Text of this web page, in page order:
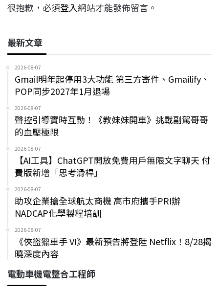
很抱歉，必須登入網站才能發佈留言。
最新文章
2026-08-07
Gmail明年起停用3大功能 第三方寄件、Gmailify、
POP同步2027年1月退場
2026-08-07
聲控引導實時互動！《教妹妹開車》挑戰副駕哥哥
的血壓極限
2026-08-07
【AI工具】ChatGPT開放免費用戶無限文字聊天 付
費版新增「思考滑桿」
2026-08-07
助攻企業搶全球航太商機 高市府攜手PRI辦
NADCAP化學製程培訓
2026-08-07
《俠盜獵車手 VI》最新預告將登陸 Netflix！8/28揭
曉深度內容
電動車機電整合工程師